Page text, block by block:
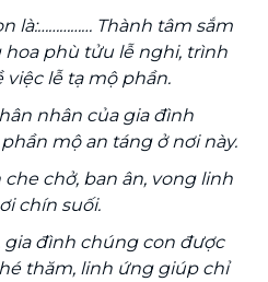
là:…………… Thành tâm sắm
phù tửu lễ nghi, trình
việc lễ tạ mộ phần.
nhân của gia đình
mộ an táng ở nơi này.
chở, ban ân, vong linh
chín suối.
gia đình chúng con được
thăm, linh ứng giúp chỉ